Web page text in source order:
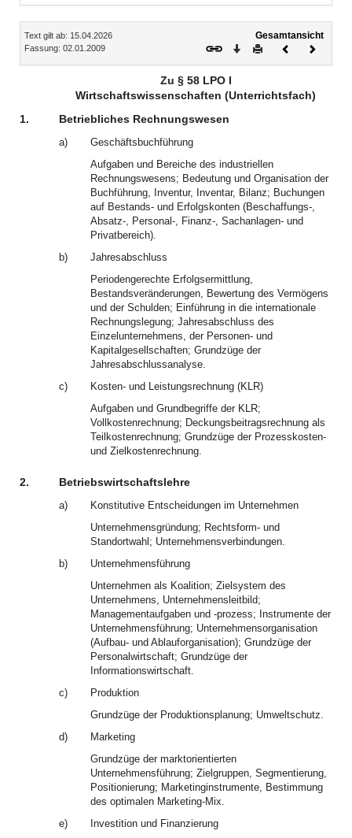
Inhalt
Text gilt ab: 15.04.2026
Fassung: 02.01.2009
Gesamtansicht
Download
DruckenVorheriges
Zu § 58 LPO I
Wirtschaftswissenschaften (Unterrichtsfach)
1.
Betriebliches Rechnungswesen
a)
Geschäftsbuchführung
Aufgaben und Bereiche des industriellen
Rechnungswesens; Bedeutung und Organisation der
Buchführung, Inventur, Inventar, Bilanz; Buchungen
auf Bestands- und Erfolgskonten (Beschaffungs-,
Absatz-, Personal-, Finanz-, Sachanlagen- und
Privatbereich).
b)
Jahresabschluss
Periodengerechte Erfolgsermittlung,
Bestandsveränderungen, Bewertung des Vermögens
und der Schulden; Einführung in die internationale
Rechnungslegung; Jahresabschluss des
Einzelunternehmens, der Personen- und
Kapitalgesellschaften; Grundzüge der
Jahresabschlussanalyse.
c)
Kosten- und Leistungsrechnung (KLR)
Aufgaben und Grundbegriffe der KLR;
Vollkostenrechnung; Deckungsbeitragsrechnung als
Teilkostenrechnung; Grundzüge der Prozesskosten-
und Zielkostenrechnung.
2. Betriebswirtschaftslehre
a)
Konstitutive Entscheidungen im Unternehmen
Unternehmensgründung; Rechtsform- und
Standortwahl; Unternehmensverbindungen.
b)
Unternehmensführung
Unternehmen als Koalition; Zielsystem des
Unternehmens, Unternehmensleitbild;
Managementaufgaben und -prozess; Instrumente der
Unternehmensführung; Unternehmensorganisation
(Aufbau- und Ablauforganisation); Grundzüge der
Personalwirtschaft; Grundzüge der
Informationswirtschaft.
c)
Produktion
Grundzüge der Produktionsplanung; Umweltschutz.
d)
Marketing
Grundzüge der marktorientierten
Unternehmensführung; Zielgruppen, Segmentierung,
Positionierung; Marketinginstrumente, Bestimmung
des optimalen Marketing-Mix.
e)
Investition und Finanzierung